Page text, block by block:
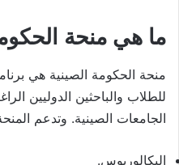
ما هي منحة
منحة الحكومة الصينية هي
للطلاب والباحثين الدوليين
الجامعات الصينية. وتدعم
البكالوريوس.